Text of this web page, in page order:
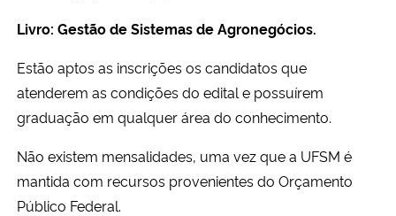
Livro: Gestão de Sistemas de Agronegócios.
Estão aptos as inscrições os candidatos que
atenderem as condições do edital e possuírem
graduação em qualquer área do conhecimento.
Não existem mensalidades, uma vez que a UFSM é
mantida com recursos provenientes do Orçamento
Público Federal.